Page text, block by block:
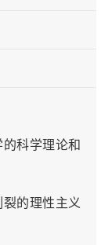
科学理论和
的理性主义